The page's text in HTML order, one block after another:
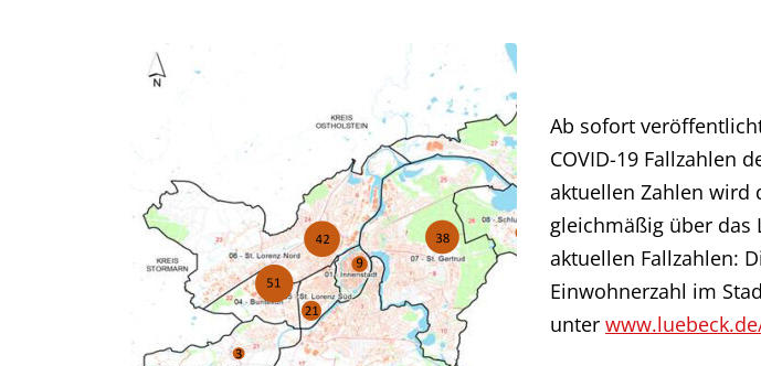
Ab sofort
COVID-19 Fallzahlen
aktuellen Zahlen wird
gleichmäßig über das
aktuellen Fallzahlen:
Einwohnerzahl im
unter